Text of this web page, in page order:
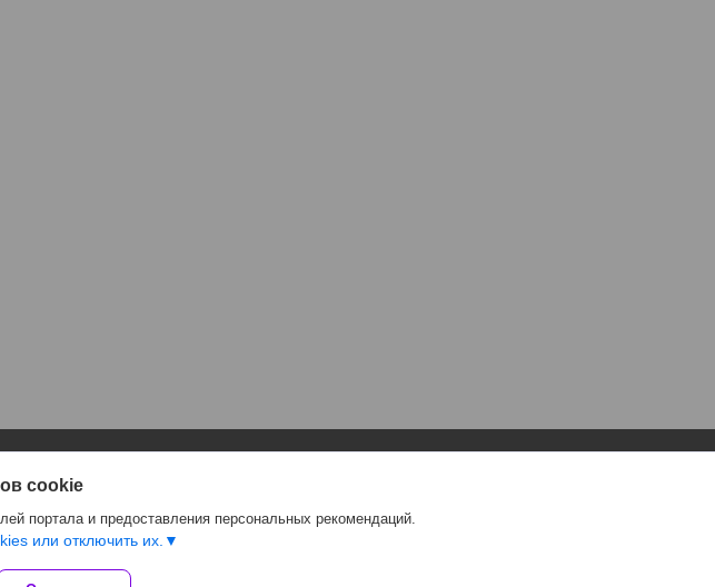
cookie
портала и предоставления персональных рекомендаций.
или отключить их.